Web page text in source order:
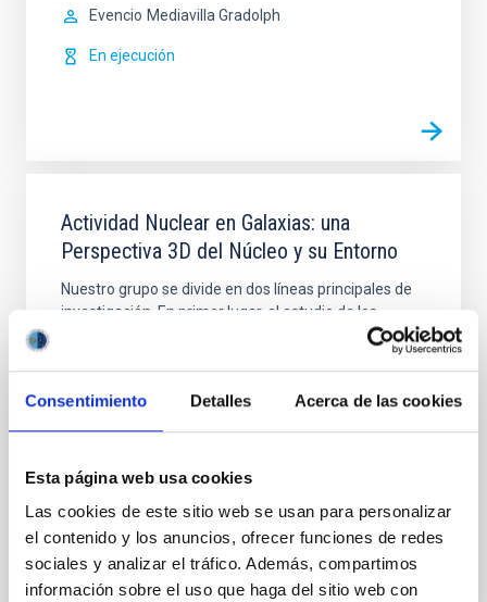
Consentimiento Detalles Acerca de las cookies
Esta página web usa cookies
Las cookies de este sitio web se usan para personalizar
el contenido y los anuncios, ofrecer funciones de redes
sociales y analizar el tráfico. Además, compartimos
información sobre el uso que haga del sitio web con
Evencio Mediavilla Gradolph
En ejecución
Actividad Nuclear en Galaxias: una
Perspectiva 3D del Núcleo y su Entorno
Nuestro grupo se divide en dos líneas principales de
investigación. En primer lugar, el estudio de los
oscurecidos y del impacto que estos tienen en sus
Como parte de este proyecto, denominado QSOFEED
Cristina Ramos Almeida
En ejecución